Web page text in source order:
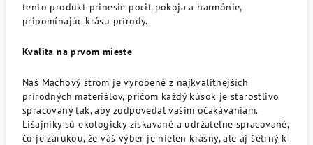
tento produkt prinesie pocit pokoja a harmónie,
pripomínajúc krásu prírody.
Kvalita na prvom mieste
Naš Machový strom je vyrobené z najkvalitnejších
prírodných materiálov, pričom každý kúsok je starostlivo
spracovaný tak, aby zodpovedal vašim očakávaniam.
Lišajníky sú ekologicky získavané a udržateľne spracované,
čo je zárukou, že váš výber je nielen krásny, ale aj šetrný k